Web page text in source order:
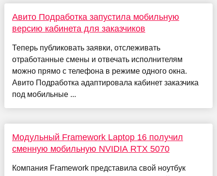
Авито Подработка запустила мобильную
версию кабинета для заказчиков
Теперь публиковать заявки, отслеживать
отработанные смены и отвечать исполнителям
можно прямо с телефона в режиме одного окна.
Авито Подработка адаптировала кабинет заказчика
под мобильные ...
Модульный Framework Laptop 16 получил
сменную мобильную NVIDIA RTX 5070
Компания Framework представила свой ноутбук